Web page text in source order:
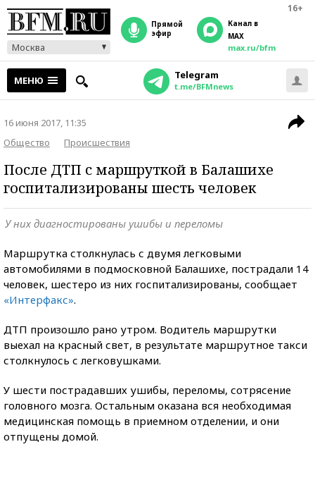
16+
Москва
прямой
эфир
Канал в
MAX
max.ru/bfm
МЕНЮ Telegram
t.me/BFMnews
16 июня 2017, 11:35
Общество
Происшествия
После ДТП с маршруткой в Балашихе
госпитализированы шесть человек
У них диагностированы ушибы и переломы
Маршрутка столкнулась с двумя легковыми
автомобилями в подмосковной Балашихе, пострадали 14
человек, шестеро из них госпитализированы, сообщает
«Интерфакс».
ДТП произошло рано утром. Водитель маршрутки
выехал на красный свет, в результате маршрутное такси
столкнулось с легковушками.
У шести пострадавших ушибы, переломы, сотрясение
головного мозга. Остальным оказана вся необходимая
медицинская помощь в приемном отделении, и они
отпущены домой.